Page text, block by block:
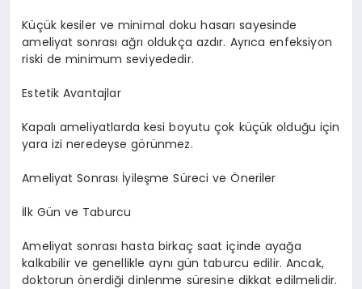
Küçük kesiler ve minimal doku hasarı sayesinde
ameliyat sonrası ağrı oldukça azdır. Ayrıca enfeksiyon
riski de minimum seviyededir.
Estetik Avantajlar
Kapalı ameliyatlarda kesi boyutu çok küçük olduğu için
yara izi neredeyse görünmez.
Ameliyat Sonrası İyileşme Süreci ve Öneriler
İlk Gün ve Taburcu
Ameliyat sonrası hasta birkaç saat içinde ayağa
kalkabilir ve genellikle aynı gün taburcu edilir. Ancak,
doktorun önerdiği dinlenme süresine dikkat edilmelidir.